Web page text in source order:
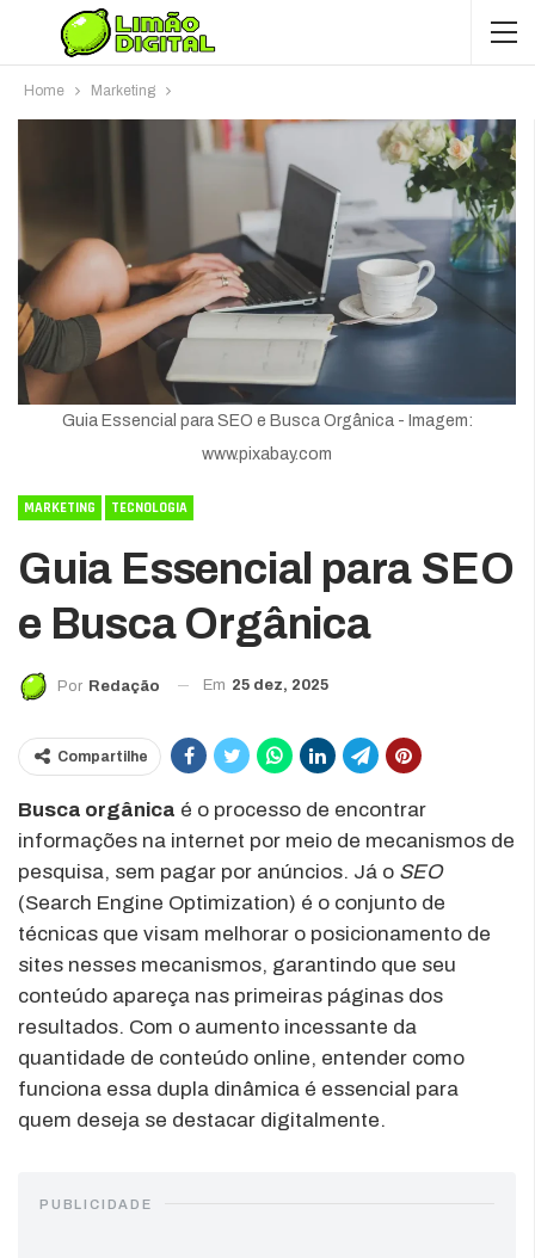
Home Marketing
Guia Essencial para SEO e Busca Orgânica - Imagem:
www.pixabay.com
MARKETING TECNOLOGIA
Guia Essencial para SEO
e Busca Orgânica
Por Redação Em 25 dez, 2025
Compartilhe
Busca orgânica é o processo de encontrar
informações na internet por meio de mecanismos de
pesquisa, sem pagar por anúncios. Já o SEO
(Search Engine Optimization) é o conjunto de
técnicas que visam melhorar o posicionamento de
sites nesses mecanismos, garantindo que seu
conteúdo apareça nas primeiras páginas dos
resultados. Com o aumento incessante da
quantidade de conteúdo online, entender como
funciona essa dupla dinâmica é essencial para
quem deseja se destacar digitalmente.
PUBLICIDADE